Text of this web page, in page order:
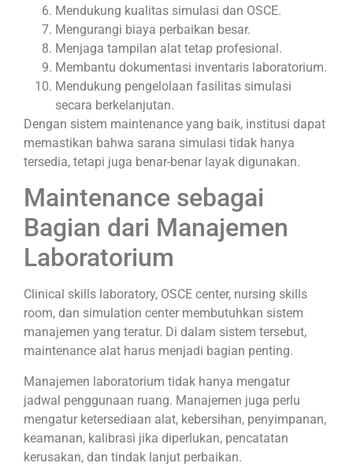
Mendukung kualitas simulasi dan OSCE.
Mengurangi biaya perbaikan besar.
Menjaga tampilan alat tetap profesional.
Membantu dokumentasi inventaris laboratorium.
Mendukung pengelolaan fasilitas simulasi
secara berkelanjutan.
Dengan sistem maintenance yang baik, institusi dapat
memastikan bahwa sarana simulasi tidak hanya
tersedia, tetapi juga benar-benar layak digunakan.
Maintenance sebagai
Bagian dari Manajemen
Laboratorium
Clinical skills laboratory, OSCE center, nursing skills
room, dan simulation center membutuhkan sistem
manajemen yang teratur. Di dalam sistem tersebut,
maintenance alat harus menjadi bagian penting.
Manajemen laboratorium tidak hanya mengatur
jadwal penggunaan ruang. Manajemen juga perlu
mengatur ketersediaan alat, kebersihan, penyimpanan,
keamanan, kalibrasi jika diperlukan, pencatatan
kerusakan, dan tindak lanjut perbaikan.